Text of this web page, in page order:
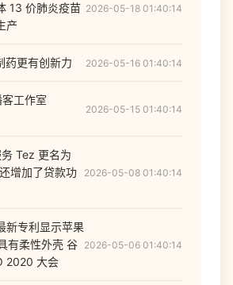
13 价肺炎疫苗
产
2026-05-18 01:40:14
药更有创新力 2026-05-16 01:40:14
工作室
2026-05-15 01:40:14
Tez 更名为
增加了贷款功
2026-05-08 01:40:14
新专利显示苹果
有柔性外壳 谷
2020 大会
2026-05-06 01:40:14